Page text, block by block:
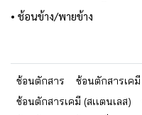
• ช้อนข้าง/พายข้าง
ช้อนตักสาร ช้อนตักสารเคมี
ช้อนตักสารเคมี (สเเตนเลส)